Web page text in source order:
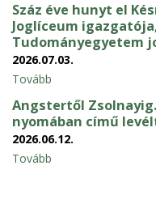
Száz éve hunyt el
Joglíceum
Tudományegyetem
2026.07.03.
Tovább
Angstertől
nyomában című
2026.06.12.
Tovább